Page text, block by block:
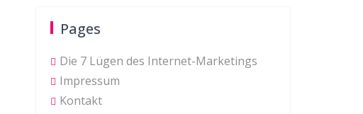
Pages
Die 7 Lügen des Internet-Marketings
Impressum
Kontakt